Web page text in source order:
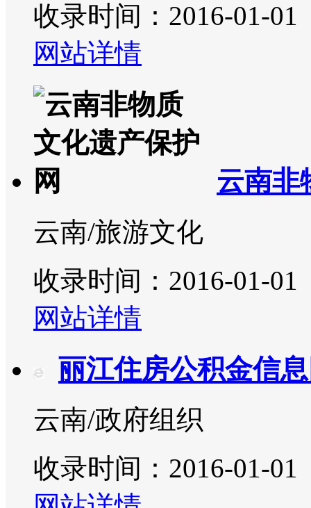
收录时间：2016-01-01
网站详情
云南非
云南/旅游文化
收录时间：2016-01-01
网站详情
丽江住房公积金信
云南/政府组织
收录时间：2016-01-01